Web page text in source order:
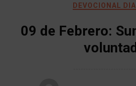
DEVOCIONAL
09 de Febrero: